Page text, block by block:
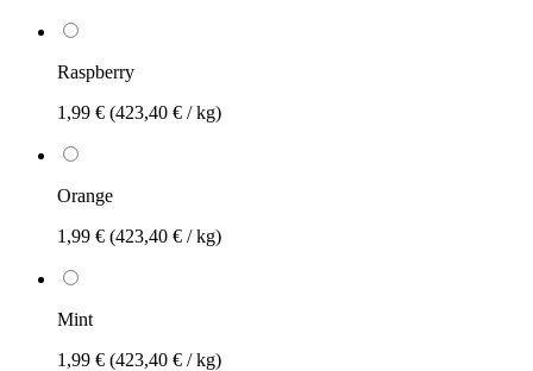
Raspberry
1,99 € (423,40 € / kg)
Orange
1,99 € (423,40 € / kg)
Mint
1,99 € (423,40 € / kg)